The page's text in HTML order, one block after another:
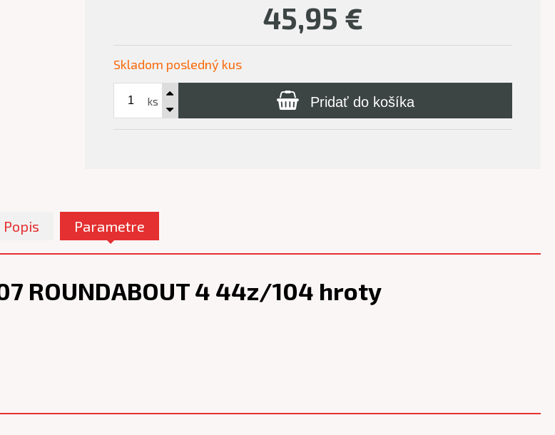
45,95 €
Skladom posledný kus
ks Pridať do košíka
Popis Parametre
ROUNDABOUT 4 44z/104 hroty